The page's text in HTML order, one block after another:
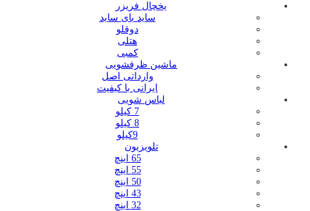
یخچال فریزر
ساید بای ساید
دوقلو
هتلی
کمبی
ماشین ظرفشویی
وارداتی اصل
ایرانی با کیفیت
لباس شویی
7 کیلو
8 کیلو
9کیلو
تلویزیون
65 اینچ
55 اینچ
50 اینچ
43 اینچ
32 اینچ